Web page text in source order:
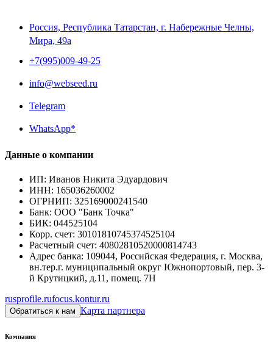
Россия, Республика Татарстан, г. Набережные Челны,
Мира, 49a
+7(995)009-49-25
info@webseed.ru
Telegram
WhatsApp*
Данные о компании
ИП: Иванов Никита Эдуардович
ИНН: 165036260002
ОГРНИП: 325169000241540
Банк: ООО "Банк Точка"
БИК: 044525104
Корр. счет: 30101810745374525104
Расчетный счет: 40802810520000814743
Адрес банка: 109044, Российская Федерация, г. Москва,
вн.тер.г. муниципальный округ Южнопортовый, пер. 3-
й Крутицкий, д.11, помещ. 7Н
rusprofile.rufocus.kontur.ru
Обратиться к нам Карта партнера
Компания